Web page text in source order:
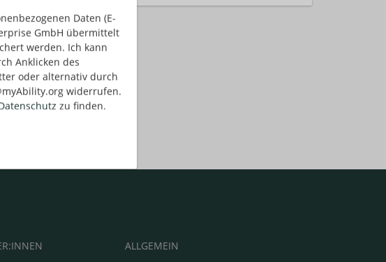
Daten (E-
GmbH übermittelt
werden. Ich kann
Anklicken des
oder alternativ durch
widerrufen.
zu finden.
ALLGEMEIN